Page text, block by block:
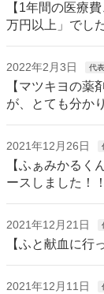
【1年間の医療
万円以上」でし
2022年2月3日 代
【マツキヨの薬
が、とても分か
2021年12月26日
【ふぁみかるく
ースしました！
2021年12月21日
【ふと献血に行
2021年12月11日